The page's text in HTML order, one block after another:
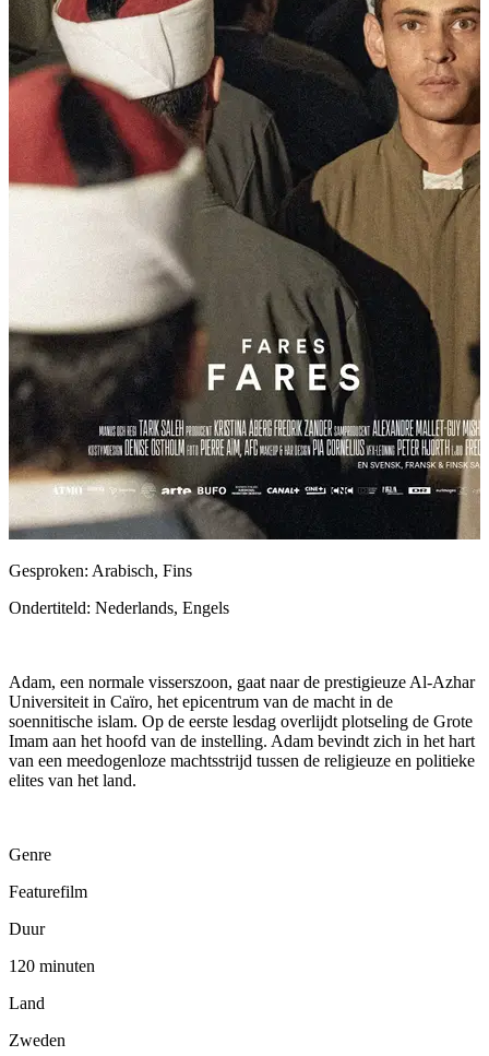
Gesproken: Arabisch, Fins
Ondertiteld: Nederlands, Engels
Adam, een normale visserszoon, gaat naar de prestigieuze Al-Azhar
Universiteit in Caïro, het epicentrum van de macht in de
soennitische islam. Op de eerste lesdag overlijdt plotseling de Grote
Imam aan het hoofd van de instelling. Adam bevindt zich in het hart
van een meedogenloze machtsstrijd tussen de religieuze en politieke
elites van het land.
Genre
Featurefilm
Duur
120 minuten
Land
Zweden